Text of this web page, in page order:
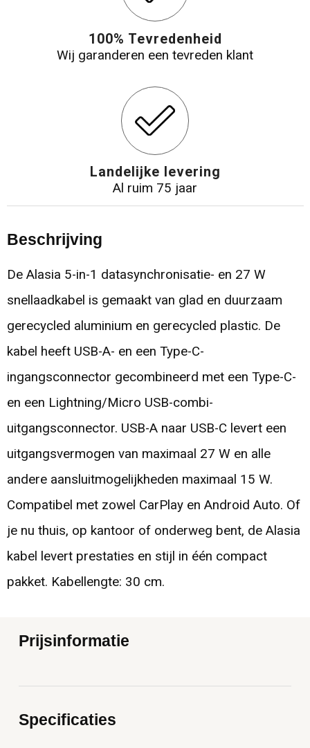
100% Tevredenheid
Wij garanderen een tevreden klant
Landelijke levering
Al ruim 75 jaar
Beschrijving
De Alasia 5-in-1 datasynchronisatie- en 27 W
snellaadkabel is gemaakt van glad en duurzaam
gerecycled aluminium en gerecycled plastic. De
kabel heeft USB-A- en een Type-C-
ingangsconnector gecombineerd met een Type-C-
en een Lightning/Micro USB-combi-
uitgangsconnector. USB-A naar USB-C levert een
uitgangsvermogen van maximaal 27 W en alle
andere aansluitmogelijkheden maximaal 15 W.
Compatibel met zowel CarPlay en Android Auto. Of
je nu thuis, op kantoor of onderweg bent, de Alasia
kabel levert prestaties en stijl in één compact
pakket. Kabellengte: 30 cm.
Prijsinformatie
Specificaties